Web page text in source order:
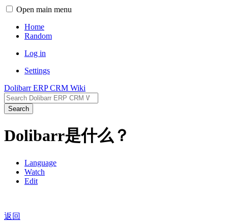
Open main menu
Home
Random
Log in
Settings
Dolibarr ERP CRM Wiki
Search
Dolibarr是什么？
Language
Watch
Edit
返回